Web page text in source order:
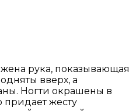
рука, показывающая
вверх, а
Ногти окрашены в
придает жесту